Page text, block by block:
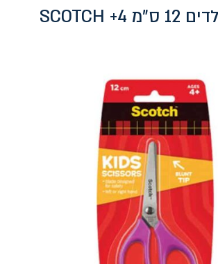
מספריים לילדים 12 ס"מ 4+ SCOTCH